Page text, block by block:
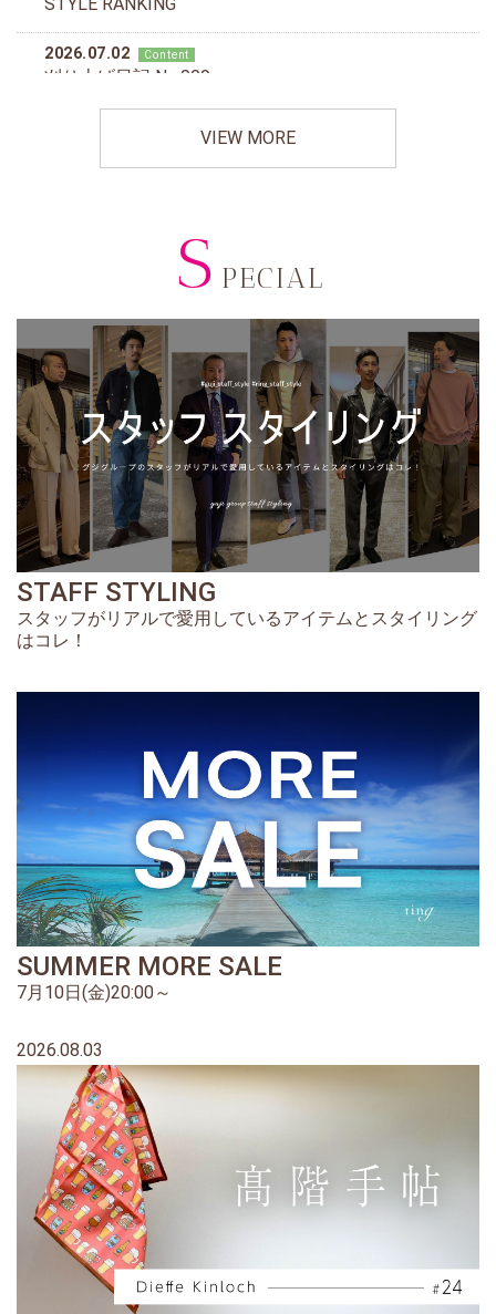
VIEW MORE
S PECIAL
STAFF STYLING
スタッフがリアルで愛用しているアイテムとスタイリング
はコレ！
SUMMER MORE SALE
7月10日(金)20:00～
2026.08.03